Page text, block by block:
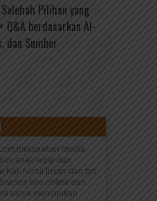
Pilihan yang
Q&A berdasarkan Al-
dan Sumber
merupakan media
anak legal dan
Kak Nurul Ihsan dan tim
free online dan
untuk memajukan